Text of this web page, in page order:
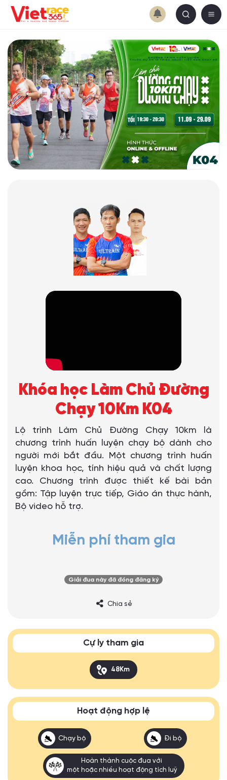
Khóa học Làm Chủ Đường
Chạy 10Km K04
Lộ trình Làm Chủ Đường Chạy 10km là
chương trình huấn luyện chạy bộ dành cho
người mới bắt đầu. Một chương trình huấn
luyện khoa học, tính hiệu quả và chất lượng
cao. Chương trình được thiết kế bài bản
gồm: Tập luyện trực tiếp, Giáo án thực hành,
Bộ video hỗ trợ.
Miễn phí tham gia
Giải đua này đã đóng đăng ký
Chia sẻ
Cự ly tham gia
48Km
Hoạt động hợp lệ
Chạy bộ Đi bộ
Hoàn thành cuộc đua với
một hoặc nhiều hoạt động tích luỹ